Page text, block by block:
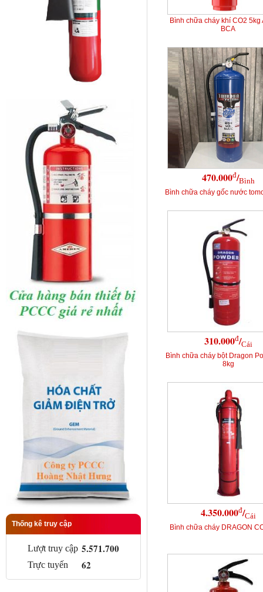
Thống kê truy cập
Lượt truy cập 5.571.700
Trực tuyến 62
Bình chữa cháy khí CO2 5kg
BCA
470.000đ/Bình
Bình chữa cháy gốc nước
310.000đ/Cái
Bình chữa cháy bột Dragon
8kg
4.350.000đ/Cái
Bình chữa cháy DRAGON